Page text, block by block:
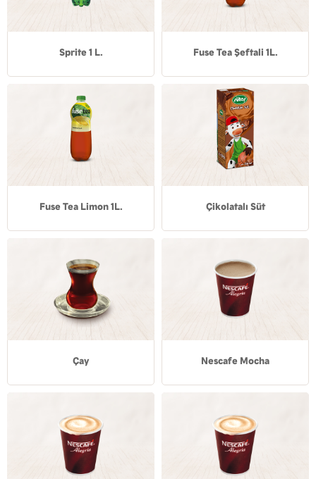
Sprite 1 L. Fuse Tea Şeftali 1L.
Fuse Tea Limon 1L. Çikolatalı Süt
Çay Nescafe Mocha